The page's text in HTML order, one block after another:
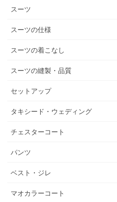
スーツ
スーツの仕様
スーツの着こなし
スーツの縫製・品質
セットアップ
タキシード・ウェディング
チェスターコート
パンツ
ベスト・ジレ
マオカラーコート